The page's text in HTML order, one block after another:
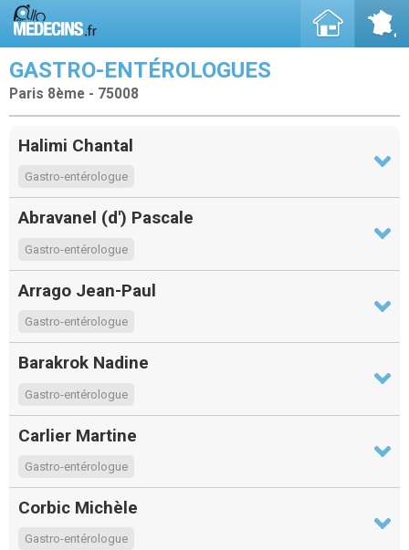
GASTRO-ENTÉROLOGUES
Paris 8ème - 75008
Halimi Chantal
Gastro-entérologue
Abravanel (d') Pascale
Gastro-entérologue
Arrago Jean-Paul
Gastro-entérologue
Barakrok Nadine
Gastro-entérologue
Carlier Martine
Gastro-entérologue
Corbic Michèle
Gastro-entérologue